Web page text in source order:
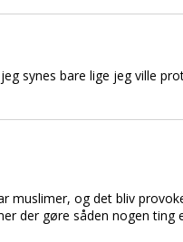
synes bare lige jeg ville
muslimer, og det bliv
der gøre såden nogen ting